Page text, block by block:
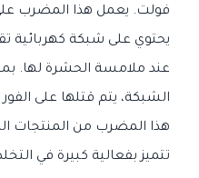
فولت. يعمل هذا المضرب
يحتوي على شبكة كهربائية
عند ملامسة الحشرة لها.
الشبكة، يتم قتلها على
هذا المضرب من المنتجات
تتميز بفعالية كبيرة في